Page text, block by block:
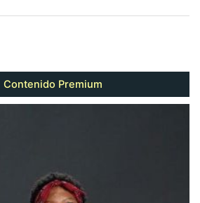
Contenido Premium